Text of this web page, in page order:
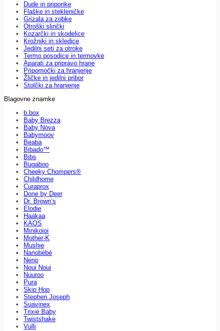
Dude in priponke
Flaške in stekleničke
Grizala za zobke
Otroški slinčki
Kozarčki in skodelice
Krožniki in skledice
Jedilni seti za otroke
Termo posodice in termovke
Aparati za pripravo hrane
Pripomočki za hranjenje
Žličke in jedilni pribor
Stolčki za hranjenje
Blagovne znamke
b.box
Baby Brezza
Baby Nova
Babymoov
Beaba
Bibado™
Bibs
Bugaboo
Cheeky Chompers®
Childhome
Curaprox
Done by Deer
Dr. Brown’s
Elodie
Haakaa
KAOS
Minikoioi
Mother-K
Mushie
Nanobébé
Neno
Noui Noui
Nuuroo
Pura
Skip Hop
Stephen Joseph
Suavinex
Trixie Baby
Twistshake
Vulli